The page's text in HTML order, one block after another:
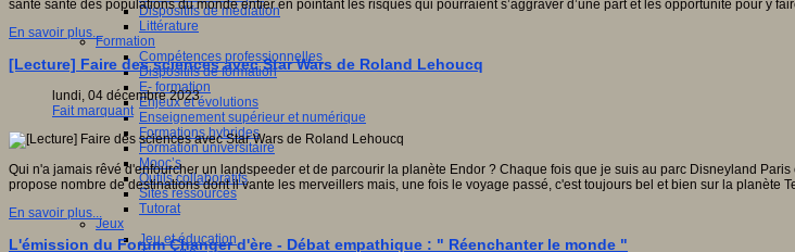
Dispositifs de médiation
Littérature
Formation
Compétences professionnelles
Dispositifs de formation
E- formation
Enjeux et évolutions
Enseignement supérieur et numérique
Formations hybrides
Formation universitaire
Mooc’s
Outils collaboratifs
Sites ressources
Tutorat
Jeux
Jeu et éducation
santé santé des populations du monde entier en pointant les risques qui pourraient s’aggraver d’une part et les opportunité pour y
En savoir plus...
[Lecture] Faire des sciences avec Star Wars de Roland Lehoucq
lundi, 04 décembre 2023
Fait marquant
Qui n'a jamais rêvé d'enfourcher un landspeeder et de parcourir la planète Endor ? Chaque fois que je suis au parc Disneyland
propose nombre de destinations dont il vante les merveillers mais, une fois le voyage passé, c'est toujours bel et bien sur la planète
En savoir plus...
L'émission du Forum Changer d'ère - Débat empathique : " Réenchanter le monde "